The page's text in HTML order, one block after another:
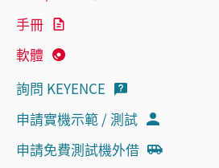
手冊
軟體
詢問 KEYENCE
申請實機示範 / 測試
申請免費測試機外借